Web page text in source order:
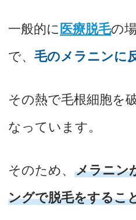
一般的に 医療脱毛の
で、 毛のメラニンに
その熱で毛根細胞を
なっています。
そのため、 メラニン
ングで脱毛をするこ